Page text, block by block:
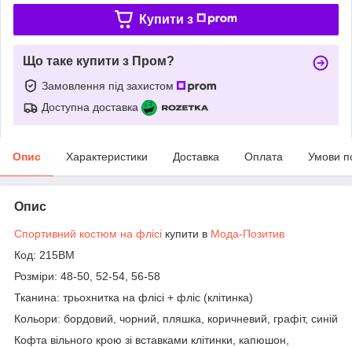
Купити з
Що таке купити з Пром?
Замовлення під захистом
Доступна доставка
Опис Характеристики Доставка Оплата Умови
Опис
Спортивний костюм на флісі купити в Мода-Позитив
Код: 215ВМ
Розміри: 48-50, 52-54, 56-58
Тканина: трьохнитка на флісі + фліс (клітинка)
Кольори: бордовий, чорний, пляшка, коричневий, графіт, синій
Кофта вільного крою зі вставками клітинки, капюшон,